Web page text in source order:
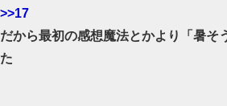
>>17
だから最初の感想魔法とかより「暑そ
た